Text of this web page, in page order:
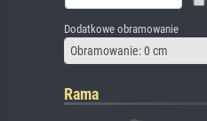
Dodatkowe obramowanie
Obramowanie: 0 cm
Rama